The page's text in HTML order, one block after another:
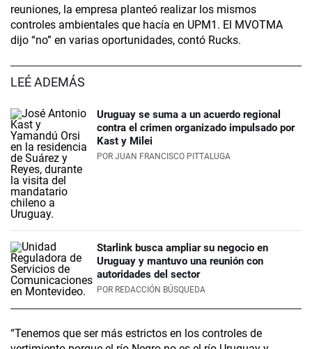
reuniones, la empresa planteó realizar los mismos
controles ambientales que hacía en UPM1. El MVOTMA
dijo “no” en varias oportunidades, contó Rucks.
LEÉ ADEMÁS
Uruguay se suma a un acuerdo regional
contra el crimen organizado impulsado por
Kast y Milei
POR JUAN FRANCISCO PITTALUGA
Starlink busca ampliar su negocio en
Uruguay y mantuvo una reunión con
autoridades del sector
POR REDACCIÓN BÚSQUEDA
“Tenemos que ser más estrictos en los controles de